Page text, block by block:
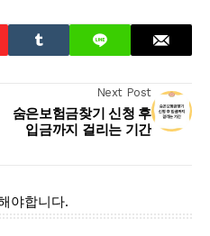
Next Post
숨은보험금찾기 신청 후
입금까지 걸리는 기간
야합니다.